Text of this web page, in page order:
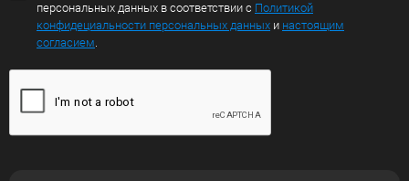
персональных данных в соответствии с Политикой
конфидециальности персональных данных и настоящим
согласием.